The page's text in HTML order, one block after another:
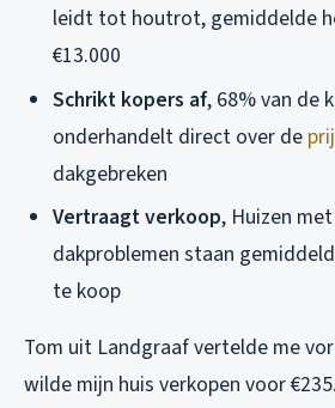
leidt tot houtrot, gemiddelde
€13.000
Schrikt kopers af, 68% van de
onderhandelt direct over de
dakgebreken
Vertraagt verkoop, Huizen
dakproblemen staan
te koop
Tom uit Landgraaf vertelde me
wilde mijn huis verkopen voor